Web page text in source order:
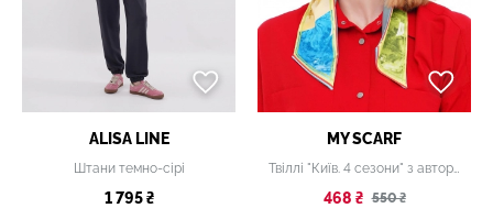
ALISA LINE
Штани темно-сірі
1 795 ₴
MY SCARF
Твіллі "Київ. 4 сезони" з авторським дизайном картин
468 ₴ 550 ₴